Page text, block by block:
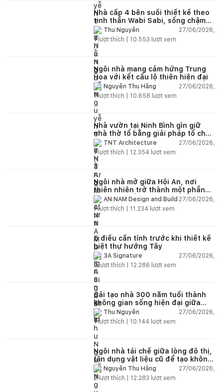
Nhà cấp 4 bên suối thiết kế theo
tinh thần Wabi Sabi, sống chậm
giữa thiên nhiên
Thu Nguyễn
27/06/2026,
1lượt thích | 10.553 lượt xem
Ngôi nhà mang cảm hứng Trung
Hoa với kết cấu lộ thiên hiện đại
Nguyễn Thu Hằng
27/06/2026,
1lượt thích | 10.658 lượt xem
Nhà vườn tại Ninh Bình gìn giữ
nhà thờ tổ bằng giải pháp tổ chức
lại không gian
TNT Architecture
27/06/2026,
1lượt thích | 12.354 lượt xem
Ngôi nhà mở giữa Hội An, nơi
thiên nhiên trở thành một phần
của cuộc sống
AN NAM Design and Build 27/06/2026,
1lượt thích | 11.234 lượt xem
5 điều cần tính trước khi thiết kế
biệt thự hướng Tây
3A Signature
27/06/2026,
2lượt thích | 12.286 lượt xem
Cải tạo nhà 300 năm tuổi thành
không gian sống hiện đại giữa
thiên nhiên
Thu Nguyễn
27/06/2026,
1lượt thích | 10.144 lượt xem
Ngôi nhà tái chế giữa lòng đô thị,
tận dụng vật liệu cũ để tạo không
gian sống linh hoạt
Nguyễn Thu Hằng
27/06/2026,
2lượt thích | 12.283 lượt xem